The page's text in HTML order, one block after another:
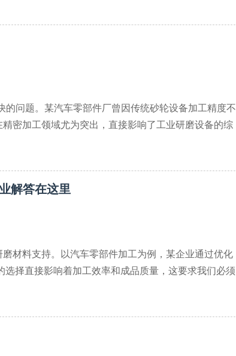
问题。某汽车零部件厂曾因传统砂轮设备加工精度不
密加工领域尤为突出，直接影响了工业研磨设备的综
可实时调整研磨力度
解答在这里
材料支持。以汽车零部件加工为例，某企业通过优化
择直接影响着加工效率和成品质量，这要求我们必须